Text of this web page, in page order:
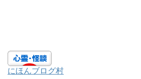
にほんブログ村